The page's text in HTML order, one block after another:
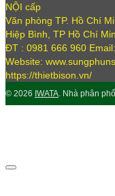
NỘI cấp
Văn phòng TP. Hồ Chí
Hiệp Bình, TP Hồ Chí
ĐT : 0981 666 960
Website:
https://thietbison.vn/
© 2026 IWATA. Nhà phân